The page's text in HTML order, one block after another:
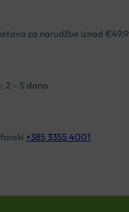
za narudžbe iznad
2 – 5 dana
+385 3355 4001